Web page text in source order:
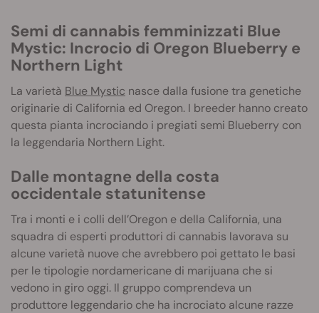
Semi di cannabis femminizzati Blue
Mystic: Incrocio di Oregon Blueberry e
Northern Light
La varietà Blue Mystic nasce dalla fusione tra genetiche
originarie di California ed Oregon. I breeder hanno creato
questa pianta incrociando i pregiati semi Blueberry con
la leggendaria Northern Light.
Dalle montagne della costa
occidentale statunitense
Tra i monti e i colli dell’Oregon e della California, una
squadra di esperti produttori di cannabis lavorava su
alcune varietà nuove che avrebbero poi gettato le basi
per le tipologie nordamericane di marijuana che si
vedono in giro oggi. Il gruppo comprendeva un
produttore leggendario che ha incrociato alcune razze